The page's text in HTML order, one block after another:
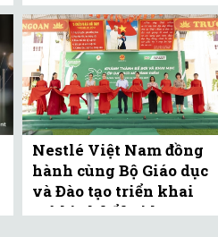
Nestlé Việt Nam đồng
hành cùng Bộ Giáo dục
và Đào tạo triển khai
mô hình bể bơi học